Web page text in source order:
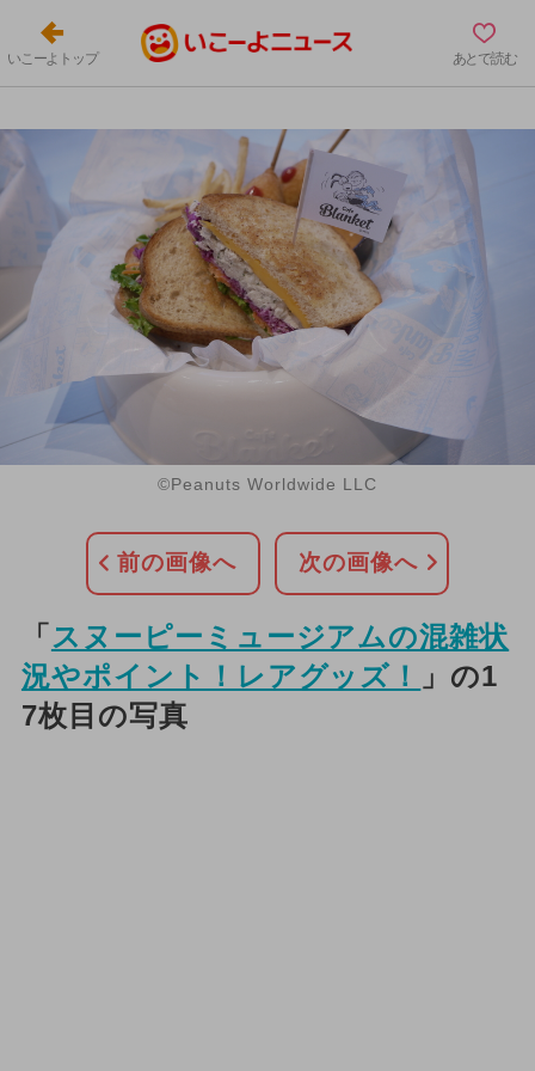
いこーよトップ あとで読む
©Peanuts Worldwide LLC
前の画像へ 次の画像へ
「スヌーピーミュージアムの混雑状
況やポイント！レアグッズ！
」の1
7枚目の写真